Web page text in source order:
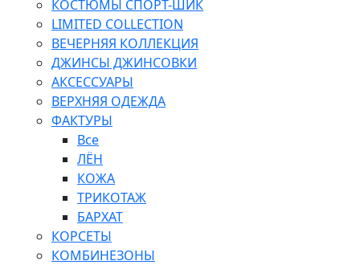
КОСТЮМЫ СПОРТ-ШИК
LIMITED COLLECTION
ВЕЧЕРНЯЯ КОЛЛЕКЦИЯ
ДЖИНСЫ ДЖИНСОВКИ
АКСЕССУАРЫ
ВЕРХНЯЯ ОДЕЖДА
ФАКТУРЫ
Все
ЛЁН
КОЖА
ТРИКОТАЖ
БАРХАТ
КОРСЕТЫ
КОМБИНЕЗОНЫ